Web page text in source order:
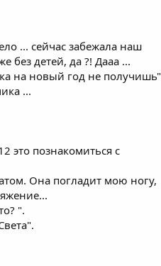
... сейчас забежала наш
без детей, да ?! Дааа ...
на новый год не получишь"
...
это познакомиться с
Она погладит мою ногу,
".